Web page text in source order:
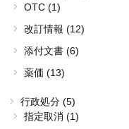
OTC (1)
改訂情報 (12)
添付文書 (6)
薬価 (13)
行政処分 (5)
指定取消 (1)